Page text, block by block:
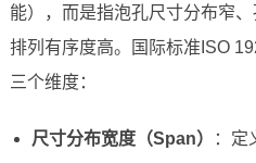
能），而是指泡孔尺寸分布窄
排列有序度高。国际标准ISO
三个维度：
尺寸分布宽度（Span）
：定